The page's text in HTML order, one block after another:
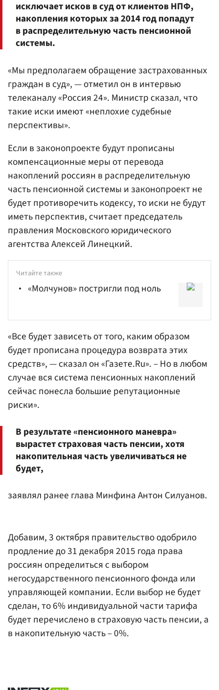
исключает исков в суд от клиентов НПФ,
накопления которых за 2014 год попадут
в распределительную часть пенсионной
системы.
«Мы предполагаем обращение застрахованных
граждан в суд», — отметил он в интервью
телеканалу «Россия 24». Министр сказал, что
такие иски имеют «неплохие судебные
перспективы».
Если в законопроекте будут прописаны
компенсационные меры от перевода
накоплений россиян в распределительную
часть пенсионной системы и законопроект не
будет противоречить кодексу, то иски не будут
иметь перспектив, считает председатель
правления Московского юридического
агентства Алексей Линецкий.
Читайте также
«Молчунов» постригли под ноль
«Все будет зависеть от того, каким образом
будет прописана процедура возврата этих
средств», — сказал он «Газете.Ru». – Но в любом
случае вся система пенсионных накоплений
сейчас понесла большие репутационные
риски».
В результате «пенсионного маневра»
вырастет страховая часть пенсии, хотя
накопительная часть увеличиваться не
будет,
заявлял ранее глава Минфина Антон Силуанов.
Добавим, 3 октября правительство одобрило
продление до 31 декабря 2015 года права
россиян определиться с выбором
негосударственного пенсионного фонда или
управляющей компании. Если выбор не будет
сделан, то 6% индивидуальной части тарифа
будет перечислено в страховую часть пенсии, а
в накопительную часть – 0%.